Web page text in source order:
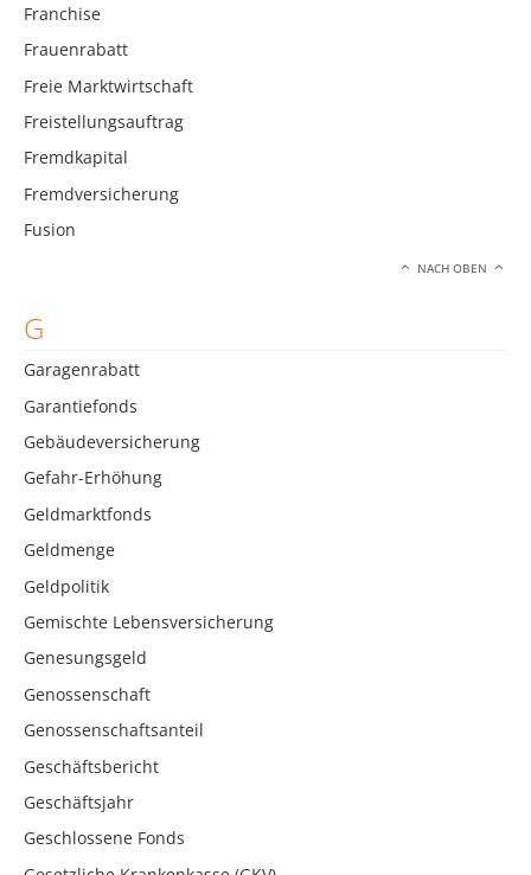
Franchise
Frauenrabatt
Freie Marktwirtschaft
Freistellungsauftrag
Fremdkapital
Fremdversicherung
Fusion
NACH OBEN
G
Garagenrabatt
Garantiefonds
Gebäudeversicherung
Gefahr-Erhöhung
Geldmarktfonds
Geldmenge
Geldpolitik
Gemischte Lebensversicherung
Genesungsgeld
Genossenschaft
Genossenschaftsanteil
Geschäftsbericht
Geschäftsjahr
Geschlossene Fonds